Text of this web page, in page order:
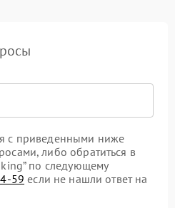
с приведенными ниже
либо обратиться в
по следующему
59 если не нашли ответ на